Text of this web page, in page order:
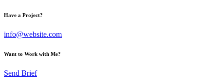
Have a Project?
info@website.com
Want to Work with Me?
Send Brief